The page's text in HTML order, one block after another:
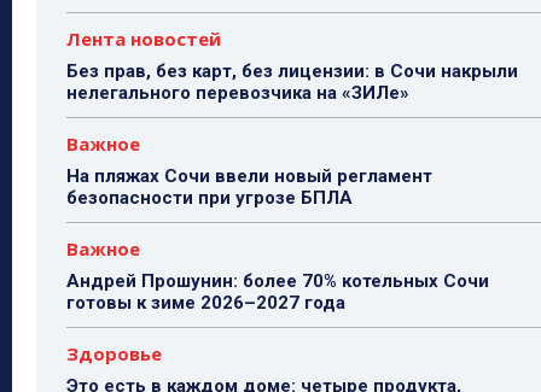
Лента новостей
Без прав, без карт, без лицензии: в Сочи накрыли
нелегального перевозчика на «ЗИЛе»
Важное
На пляжах Сочи ввели новый регламент
безопасности при угрозе БПЛА
Важное
Андрей Прошунин: более 70% котельных Сочи
готовы к зиме 2026–2027 года
Здоровье
Это есть в каждом доме: четыре продукта,